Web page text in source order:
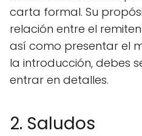
carta formal. Su
relación entre el
así como presentar el
la introducción, debes
entrar en detalles.
2. Saludos